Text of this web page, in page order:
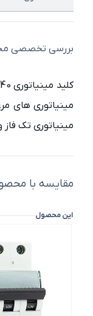
بررسی تخصصی
مینیاتوری های
مینیاتوری تک فاز
مقایسه با
این محصول